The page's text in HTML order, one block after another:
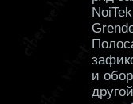
и